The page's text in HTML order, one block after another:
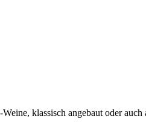
klassisch angebaut oder